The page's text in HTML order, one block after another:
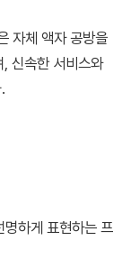
자체 액자 공방을
신속한 서비스와
하게 표현하는 프